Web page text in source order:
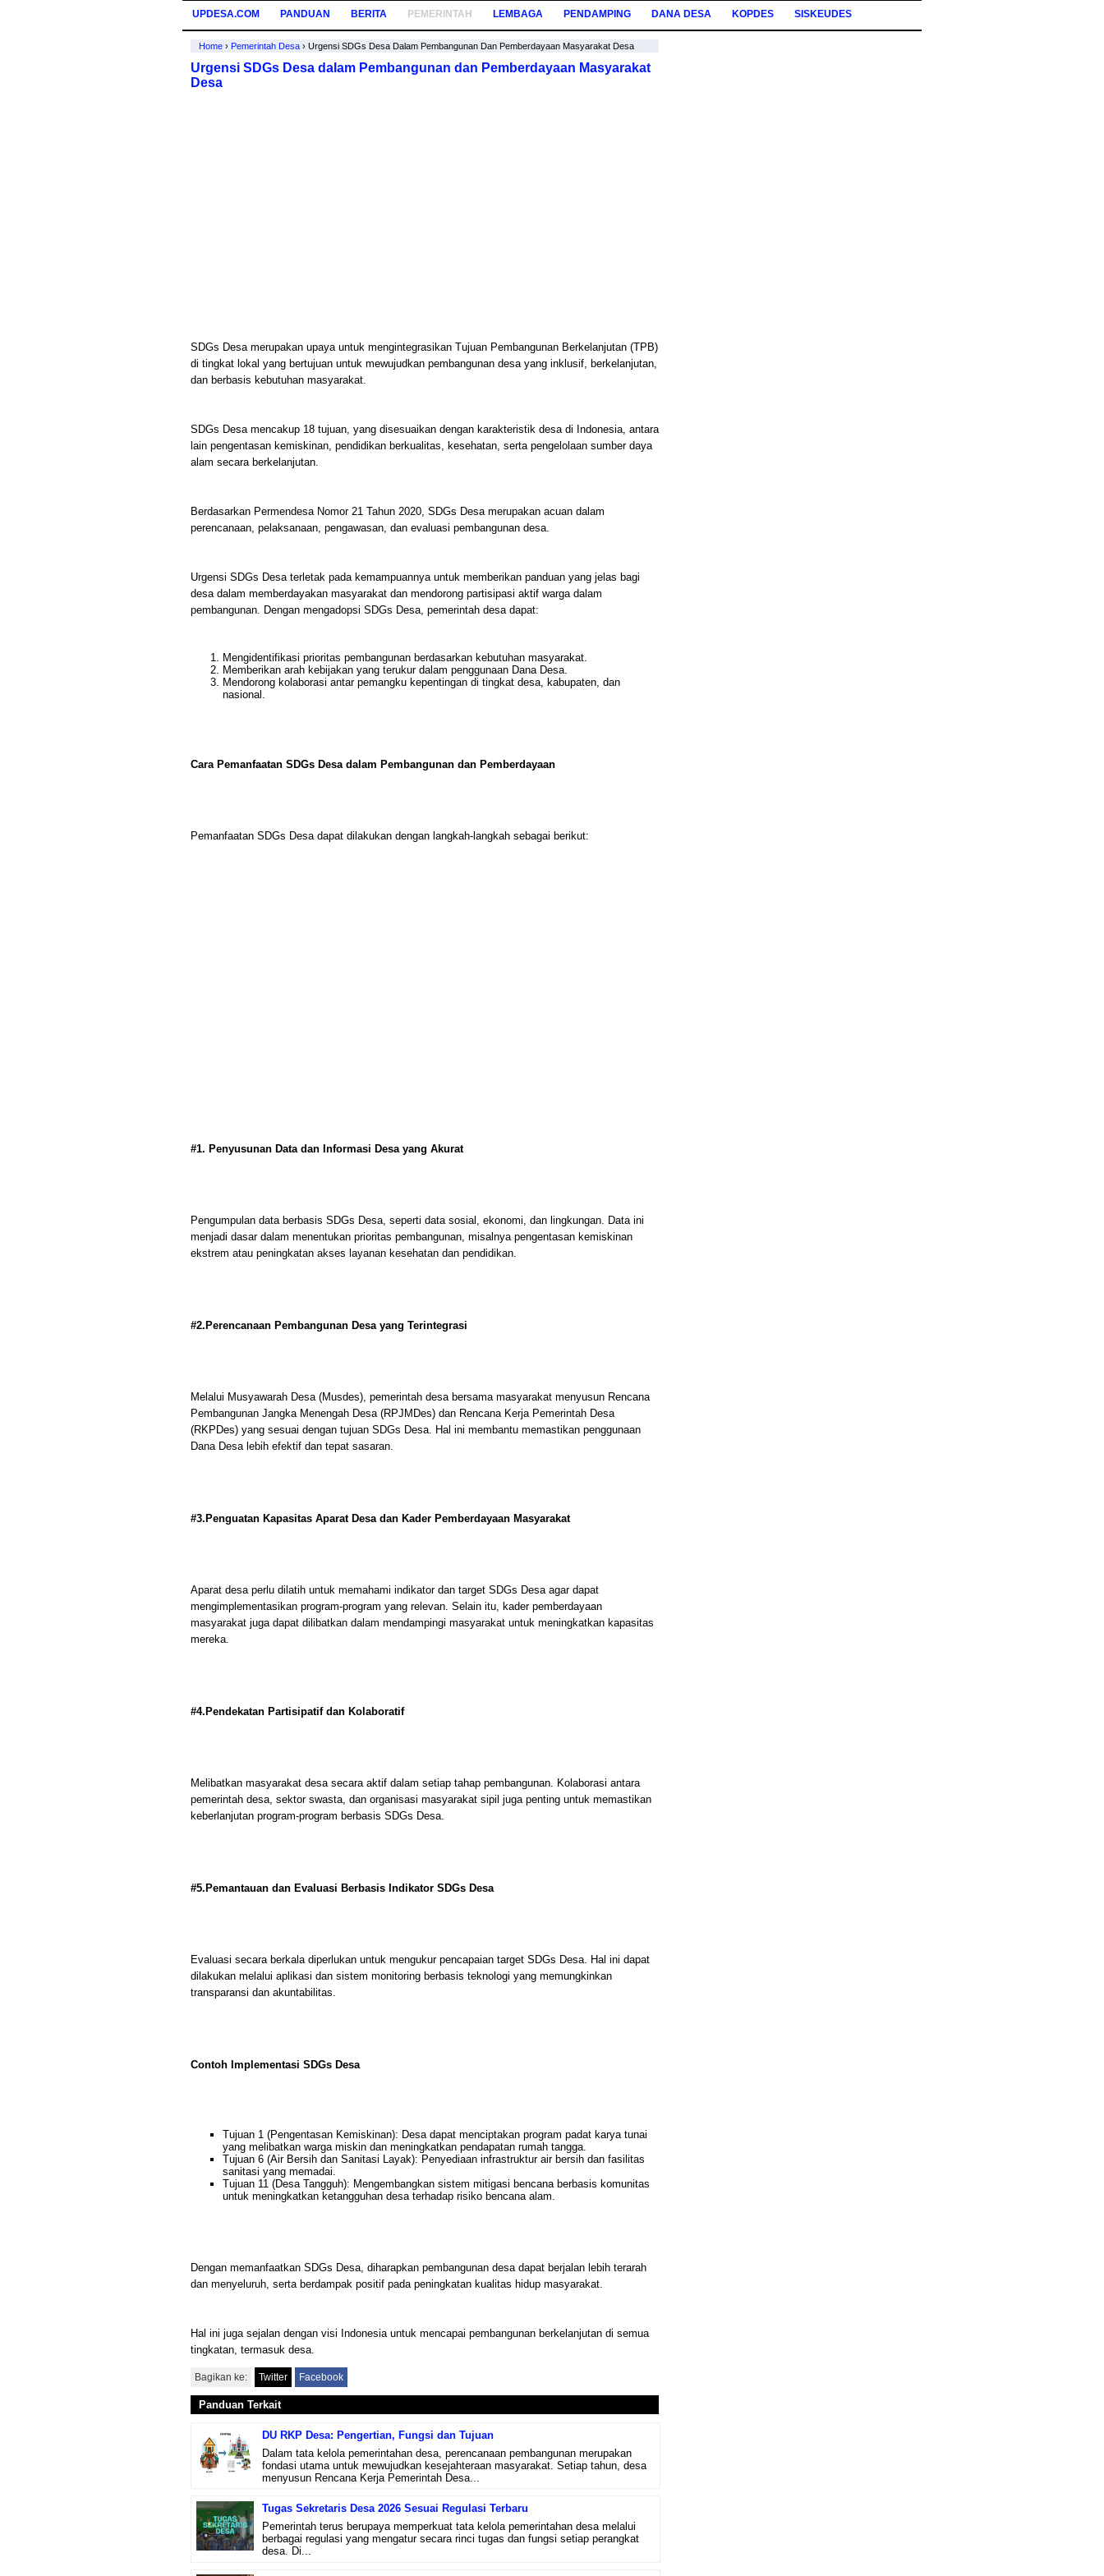
UPDESA.COM PANDUAN BERITA PEMERINTAH LEMBAGA PENDAMPING DANA DESA KOPDES SISKEUDES
Home › Pemerintah Desa › Urgensi SDGs Desa Dalam Pembangunan Dan Pemberdayaan Masyarakat Desa
Urgensi SDGs Desa dalam Pembangunan dan Pemberdayaan Masyarakat
Desa
SDGs Desa merupakan upaya untuk mengintegrasikan Tujuan Pembangunan Berkelanjutan (TPB)
di tingkat lokal yang bertujuan untuk mewujudkan pembangunan desa yang inklusif, berkelanjutan,
dan berbasis kebutuhan masyarakat.
SDGs Desa mencakup 18 tujuan, yang disesuaikan dengan karakteristik desa di Indonesia, antara
lain pengentasan kemiskinan, pendidikan berkualitas, kesehatan, serta pengelolaan sumber daya
alam secara berkelanjutan.
Berdasarkan Permendesa Nomor 21 Tahun 2020, SDGs Desa merupakan acuan dalam
perencanaan, pelaksanaan, pengawasan, dan evaluasi pembangunan desa.
Urgensi SDGs Desa terletak pada kemampuannya untuk memberikan panduan yang jelas bagi
desa dalam memberdayakan masyarakat dan mendorong partisipasi aktif warga dalam
pembangunan. Dengan mengadopsi SDGs Desa, pemerintah desa dapat:
Mengidentifikasi prioritas pembangunan berdasarkan kebutuhan masyarakat.
Memberikan arah kebijakan yang terukur dalam penggunaan Dana Desa.
Mendorong kolaborasi antar pemangku kepentingan di tingkat desa, kabupaten, dan
nasional.
Cara Pemanfaatan SDGs Desa dalam Pembangunan dan Pemberdayaan
Pemanfaatan SDGs Desa dapat dilakukan dengan langkah-langkah sebagai berikut:
#1. Penyusunan Data dan Informasi Desa yang Akurat
Pengumpulan data berbasis SDGs Desa, seperti data sosial, ekonomi, dan lingkungan. Data ini
menjadi dasar dalam menentukan prioritas pembangunan, misalnya pengentasan kemiskinan
ekstrem atau peningkatan akses layanan kesehatan dan pendidikan.
#2.Perencanaan Pembangunan Desa yang Terintegrasi
Melalui Musyawarah Desa (Musdes), pemerintah desa bersama masyarakat menyusun Rencana
Pembangunan Jangka Menengah Desa (RPJMDes) dan Rencana Kerja Pemerintah Desa
(RKPDes) yang sesuai dengan tujuan SDGs Desa. Hal ini membantu memastikan penggunaan
Dana Desa lebih efektif dan tepat sasaran.
#3.Penguatan Kapasitas Aparat Desa dan Kader Pemberdayaan Masyarakat
Aparat desa perlu dilatih untuk memahami indikator dan target SDGs Desa agar dapat
mengimplementasikan program-program yang relevan. Selain itu, kader pemberdayaan
masyarakat juga dapat dilibatkan dalam mendampingi masyarakat untuk meningkatkan kapasitas
mereka.
#4.Pendekatan Partisipatif dan Kolaboratif
Melibatkan masyarakat desa secara aktif dalam setiap tahap pembangunan. Kolaborasi antara
pemerintah desa, sektor swasta, dan organisasi masyarakat sipil juga penting untuk memastikan
keberlanjutan program-program berbasis SDGs Desa.
#5.Pemantauan dan Evaluasi Berbasis Indikator SDGs Desa
Evaluasi secara berkala diperlukan untuk mengukur pencapaian target SDGs Desa. Hal ini dapat
dilakukan melalui aplikasi dan sistem monitoring berbasis teknologi yang memungkinkan
transparansi dan akuntabilitas.
Contoh Implementasi SDGs Desa
Tujuan 1 (Pengentasan Kemiskinan): Desa dapat menciptakan program padat karya tunai
yang melibatkan warga miskin dan meningkatkan pendapatan rumah tangga.
Tujuan 6 (Air Bersih dan Sanitasi Layak): Penyediaan infrastruktur air bersih dan fasilitas
sanitasi yang memadai.
Tujuan 11 (Desa Tangguh): Mengembangkan sistem mitigasi bencana berbasis komunitas
untuk meningkatkan ketangguhan desa terhadap risiko bencana alam.
Dengan memanfaatkan SDGs Desa, diharapkan pembangunan desa dapat berjalan lebih terarah
dan menyeluruh, serta berdampak positif pada peningkatan kualitas hidup masyarakat.
Hal ini juga sejalan dengan visi Indonesia untuk mencapai pembangunan berkelanjutan di semua
tingkatan, termasuk desa.
Bagikan ke: Twitter Facebook
Panduan Terkait
DU RKP Desa: Pengertian, Fungsi dan Tujuan
Dalam tata kelola pemerintahan desa, perencanaan pembangunan merupakan
fondasi utama untuk mewujudkan kesejahteraan masyarakat. Setiap tahun, desa
menyusun Rencana Kerja Pemerintah Desa...
Tugas Sekretaris Desa 2026 Sesuai Regulasi Terbaru
Pemerintah terus berupaya memperkuat tata kelola pemerintahan desa melalui
berbagai regulasi yang mengatur secara rinci tugas dan fungsi setiap perangkat
desa. Di...